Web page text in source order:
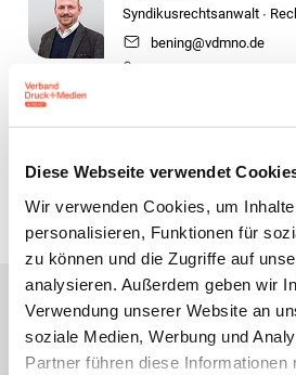
Diese Webseite verwendet
Wir verwenden Cookies, um
personalisieren, Funktionen für
zu können und die Zugriffe auf
analysieren. Außerdem geben wir
Verwendung unserer Website an
soziale Medien, Werbung und
Partner führen diese Informationen
Syndikusrechtsanwalt ∙
bening@vdmno.de
Zur Übersicht
Das könnte Sie